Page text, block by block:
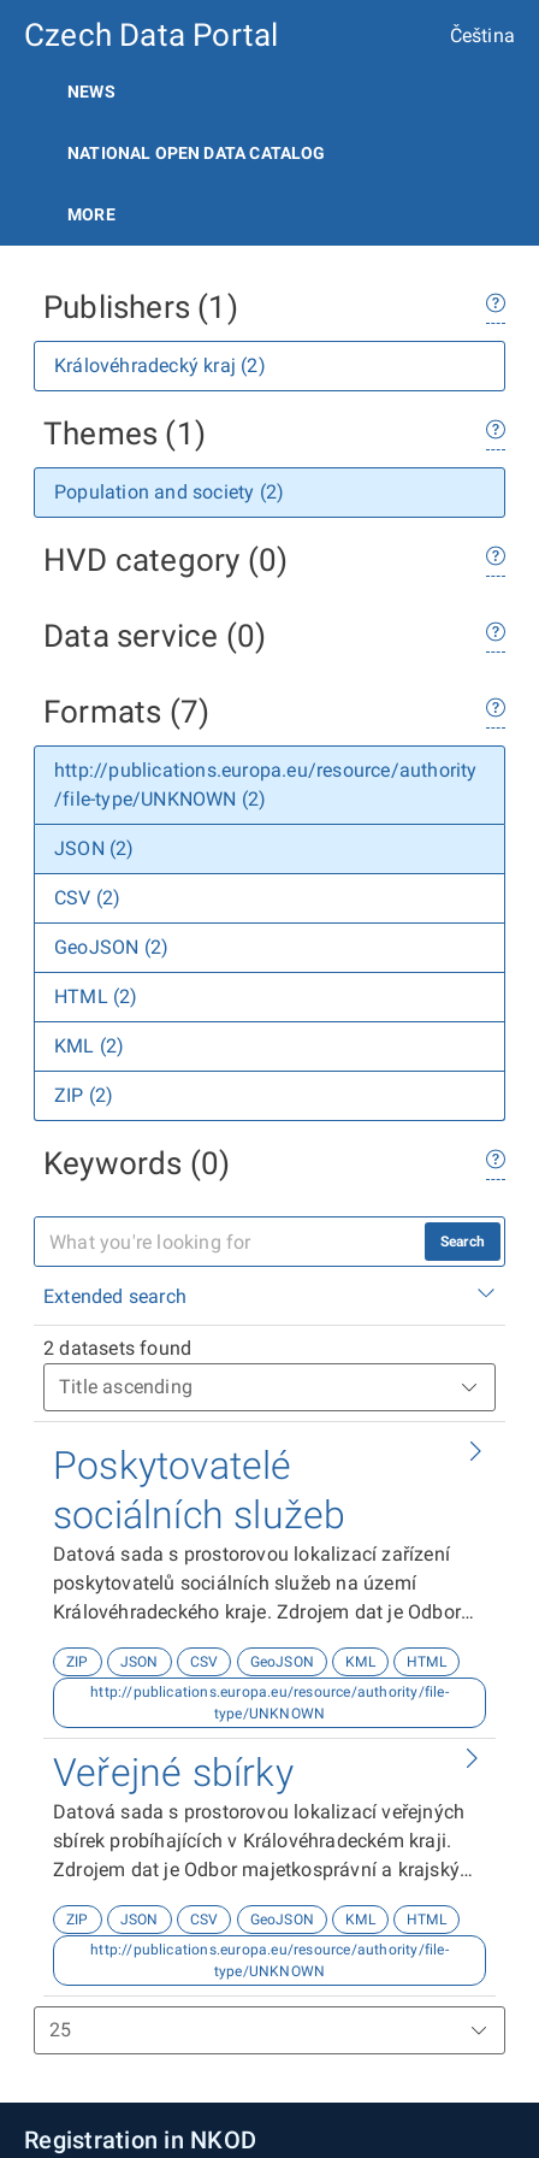
Czech Data Portal Čeština
NEWS
NATIONAL OPEN DATA CATALOG
MORE
Publishers (1)
Královéhradecký kraj (2)
Themes (1)
Population and society (2)
HVD category (0)
Data service (0)
Formats (7)
http://publications.europa.eu/resource/authority
/file-type/UNKNOWN (2)
JSON (2)
CSV (2)
GeoJSON (2)
HTML (2)
KML (2)
ZIP (2)
Keywords (0)
Search
Extended search
2 datasets found
Poskytovatelé
sociálních služeb
Datová sada s prostorovou lokalizací zařízení
poskytovatelů sociálních služeb na území
Královéhradeckého kraje. Zdrojem dat je Odbor
Královéhradeckého kraje.
ZIP JSON CSV GeoJSON KML
HTML
http://publications.europa.eu/resource/authority/file-
type/UNKNOWN
Veřejné sbírky
Datová sada s prostorovou lokalizací veřejných
sbírek probíhajících v Královéhradeckém kraji.
Zdrojem dat je Odbor majetkosprávní a krajský
Královéhradeckého kraje.
ZIP JSON CSV GeoJSON KML
HTML
http://publications.europa.eu/resource/authority/file-
type/UNKNOWN
Registration in NKOD